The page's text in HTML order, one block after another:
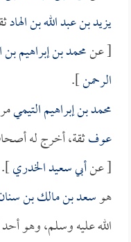
يزيد بن عبد الله بن الهاد
[ عنمحمد بن إبراهيم
الرحمن].
محمد بن إبراهيم التيمي
عوفثقة، أخرج له
[ عنأبي سعيد الخدري].
هوسعد بن مالك بن
الله عليه وسلم، وهو